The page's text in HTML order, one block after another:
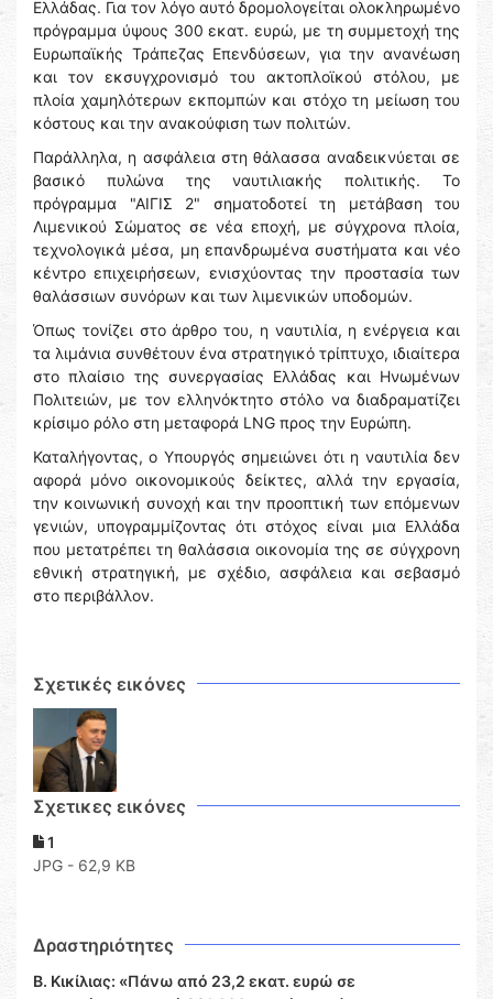
Ελλάδας. Για τον λόγο αυτό δρομολογείται ολοκληρωμένο
πρόγραμμα ύψους 300 εκατ. ευρώ, με τη συμμετοχή της
Ευρωπαϊκής Τράπεζας Επενδύσεων, για την ανανέωση
και τον εκσυγχρονισμό του ακτοπλοϊκού στόλου, με
πλοία χαμηλότερων εκπομπών και στόχο τη μείωση του
κόστους και την ανακούφιση των πολιτών.
Παράλληλα, η ασφάλεια στη θάλασσα αναδεικνύεται σε
βασικό πυλώνα της ναυτιλιακής πολιτικής. Το
πρόγραμμα "ΑΙΓΙΣ 2" σηματοδοτεί τη μετάβαση του
Λιμενικού Σώματος σε νέα εποχή, με σύγχρονα πλοία,
τεχνολογικά μέσα, μη επανδρωμένα συστήματα και νέο
κέντρο επιχειρήσεων, ενισχύοντας την προστασία των
θαλάσσιων συνόρων και των λιμενικών υποδομών.
Όπως τονίζει στο άρθρο του, η ναυτιλία, η ενέργεια και
τα λιμάνια συνθέτουν ένα στρατηγικό τρίπτυχο, ιδιαίτερα
στο πλαίσιο της συνεργασίας Ελλάδας και Ηνωμένων
Πολιτειών, με τον ελληνόκτητο στόλο να διαδραματίζει
κρίσιμο ρόλο στη μεταφορά LNG προς την Ευρώπη.
Καταλήγοντας, ο Υπουργός σημειώνει ότι η ναυτιλία δεν
αφορά μόνο οικονομικούς δείκτες, αλλά την εργασία,
την κοινωνική συνοχή και την προοπτική των επόμενων
γενιών, υπογραμμίζοντας ότι στόχος είναι μια Ελλάδα
που μετατρέπει τη θαλάσσια οικονομία της σε σύγχρονη
εθνική στρατηγική, με σχέδιο, ασφάλεια και σεβασμό
στο περιβάλλον.
Σχετικές εικόνες
Σχετικες εικόνες
1
JPG - 62,9 KB
Δραστηριότητες
Β. Κικίλιας: «Πάνω από 23,2 εκατ. ευρώ σε